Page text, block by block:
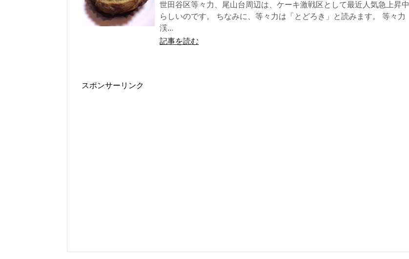
世田谷区等々力、尾山台周辺は、ケーキ激戦区として最近人気急上昇中
らしいのです。 ちなみに、等々力は「とどろき」と読みます。 等々力
渓...
記事を読む
スポンサーリンク